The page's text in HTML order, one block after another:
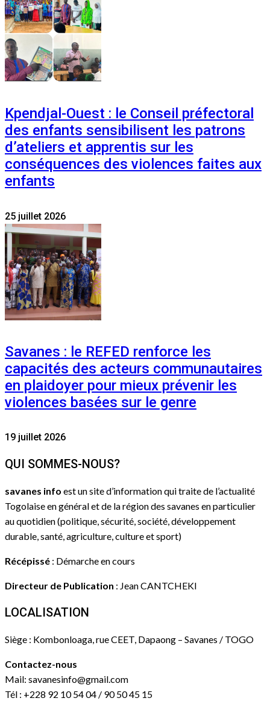
Kpendjal-Ouest : le Conseil préfectoral
des enfants sensibilisent les patrons
d’ateliers et apprentis sur les
conséquences des violences faites aux
enfants
25 juillet 2026
Savanes : le REFED renforce les
capacités des acteurs communautaires
en plaidoyer pour mieux prévenir les
violences basées sur le genre
19 juillet 2026
QUI SOMMES-NOUS?
savanes info est un site d’information qui traite de l’actualité
Togolaise en général et de la région des savanes en particulier
au quotidien (politique, sécurité, société, développement
durable, santé, agriculture, culture et sport)
Récépissé : Démarche en cours
Directeur de Publication : Jean CANTCHEKI
LOCALISATION
Siège : Kombonloaga, rue CEET, Dapaong – Savanes / TOGO
Contactez-nous
Mail: savanesinfo@gmail.com
Tél : +228 92 10 54 04 / 90 50 45 15